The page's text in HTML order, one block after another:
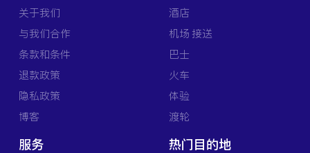
关于我们
与我们合作
条款和条件
退款政策
隐私政策
博客
酒店
机场 接送
巴士
火车
体验
渡轮
服务 热门目的地